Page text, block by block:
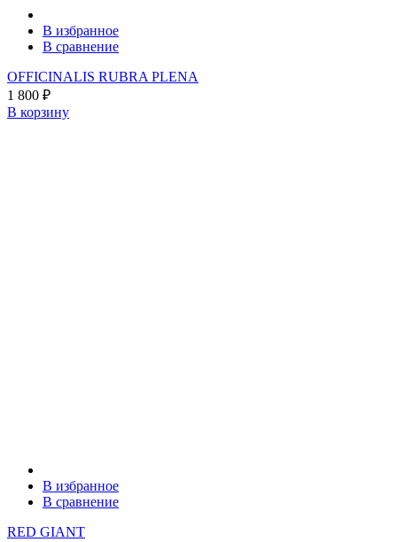
В избранное
В сравнение
OFFICINALIS RUBRA PLENA
1 800 ₽
В корзину
В избранное
В сравнение
RED GIANT